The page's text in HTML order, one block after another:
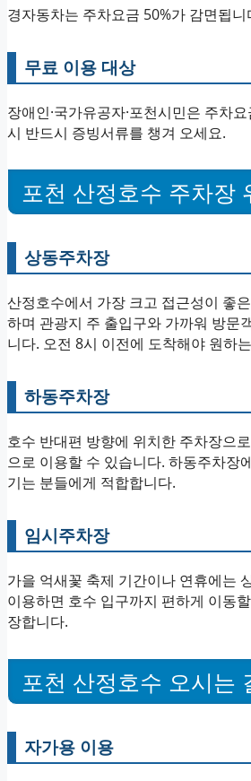
경자동차는 주차요금 50%가 감면됩
무료 이용 대상
장애인·국가유공자·포천시민은 주차
시 반드시 증빙서류를 챙겨 오세요.
포천 산정호수 주차장
상동주차장
산정호수에서 가장 크고 접근성이 좋
하며 관광지 주 출입구와 가까워 방문
니다. 오전 8시 이전에 도착해야 원하
하동주차장
호수 반대편 방향에 위치한 주차장으
으로 이용할 수 있습니다. 하동주차장
기는 분들에게 적합합니다.
임시주차장
가을 억새꽃 축제 기간이나 연휴에는
이용하면 호수 입구까지 편하게 이동
장합니다.
포천 산정호수 오시는
자가용 이용